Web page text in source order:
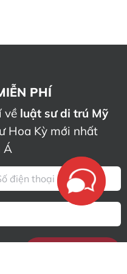
PHÍ
về luật sư di trú Mỹ
Hoa Kỳ mới nhất
Á